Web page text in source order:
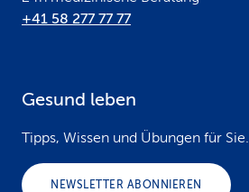
+41 58 277 77 77
Gesund leben
Tipps, Wissen und Übungen für Sie.
NEWSLETTER ABONNIEREN